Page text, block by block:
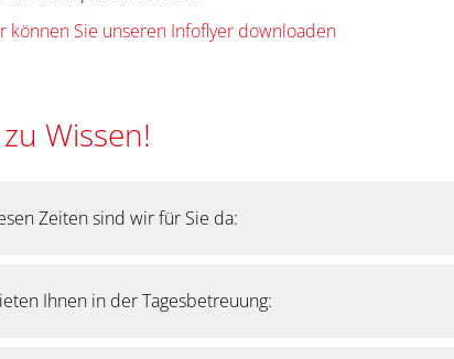
können Sie unseren Infoflyer downloaden
Wissen!
Zeiten sind wir für Sie da:
von morgens um 8.00 Uhr bis abends
Ihnen in der Tagesbetreuung: